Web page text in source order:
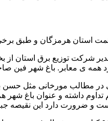
استان هرمزگان و طبق
شرکت توزیع برق استان
همه ی معابر. باغ شهر فین
در مطالب مورخانی مثل حسن
تداوم داشته و عنوان باغ
و ضرورت دارد این نقیصه